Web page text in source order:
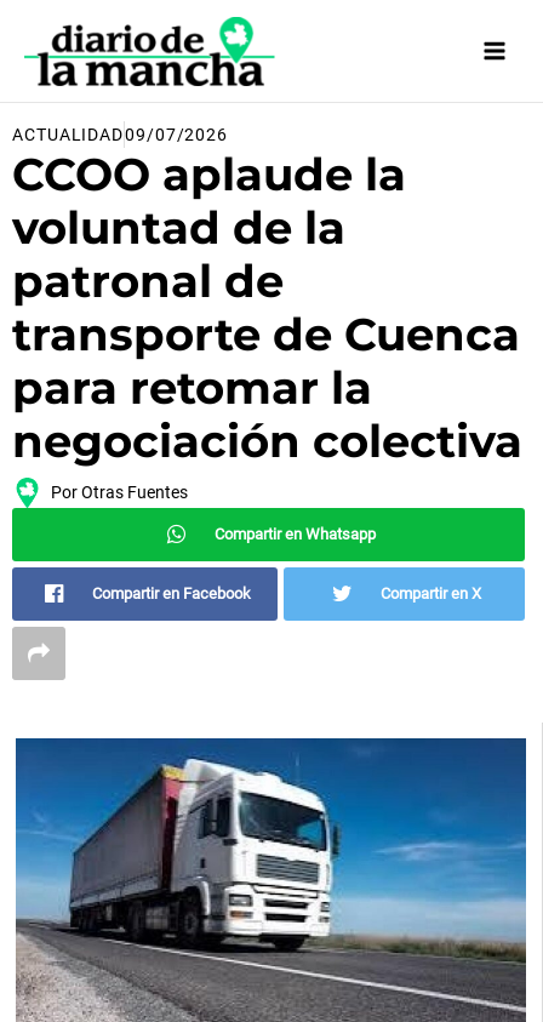
contenido
ACTUALIDAD09/07/2026
CCOO aplaude la
voluntad de la
patronal de
transporte de Cuenca
para retomar la
negociación colectiva
PorOtras Fuentes
Compartir en Whatsapp
Compartir en Facebook Compartir en X